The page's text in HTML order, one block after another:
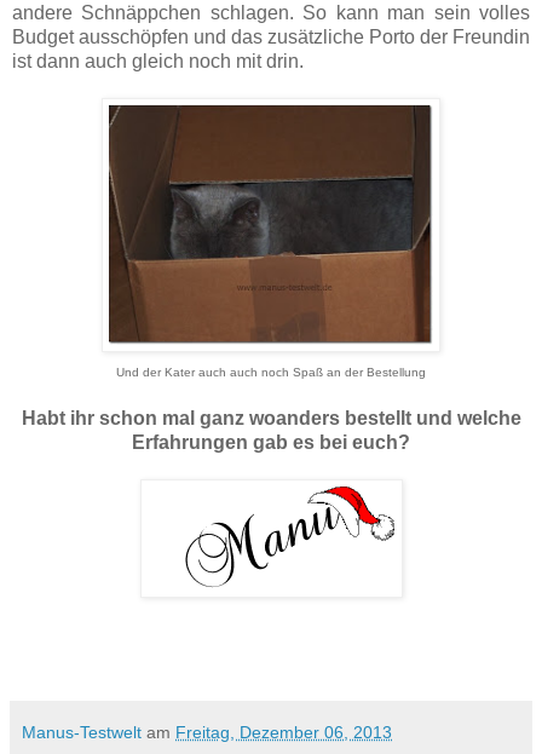
andere Schnäppchen schlagen. So kann man sein volles
Budget ausschöpfen und das zusätzliche Porto der Freundin
ist dann auch gleich noch mit drin.
Und der Kater auch auch noch Spaß an der Bestellung
Habt ihr schon mal ganz woanders bestellt und welche
Erfahrungen gab es bei euch?
Manus-Testwelt am Freitag, Dezember 06, 2013